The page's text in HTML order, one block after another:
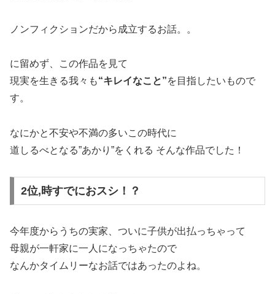
ノンフィクションだから成立するお話。。
に留めず、この作品を見て
現実を生きる我々も“キレイなこと”を目指したいもので
す。
なにかと不安や不満の多いこの時代に
道しるべとなる”あかり”をくれる そんな作品でした！
2位,時すでにおスシ！？
今年度からうちの実家、ついに子供が出払っちゃって
母親が一軒家に一人になっちゃたので
なんかタイムリーなお話ではあったのよね。